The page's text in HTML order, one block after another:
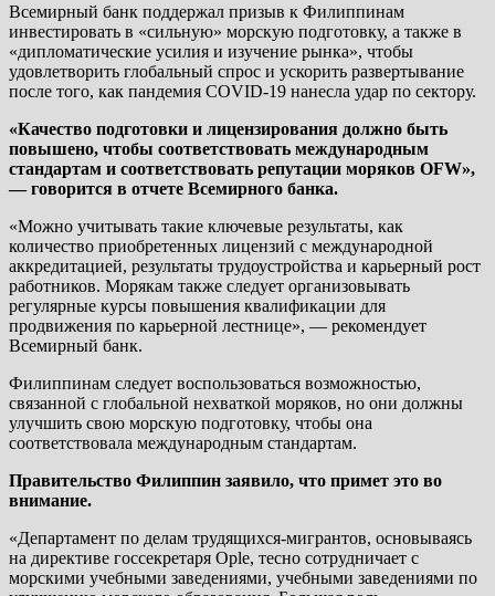
Всемирный банк поддержал призыв к Филиппинам
инвестировать в «сильную» морскую подготовку, а также в
«дипломатические усилия и изучение рынка», чтобы
удовлетворить глобальный спрос и ускорить развертывание
после того, как пандемия COVID-19 нанесла удар по сектору.
«Качество подготовки и лицензирования должно быть
повышено, чтобы соответствовать международным
стандартам и соответствовать репутации моряков OFW»,
— говорится в отчете Всемирного банка.
«Можно учитывать такие ключевые результаты, как
количество приобретенных лицензий с международной
аккредитацией, результаты трудоустройства и карьерный рост
работников. Морякам также следует организовывать
регулярные курсы повышения квалификации для
продвижения по карьерной лестнице», — рекомендует
Всемирный банк.
Филиппинам следует воспользоваться возможностью,
связанной с глобальной нехваткой моряков, но они должны
улучшить свою морскую подготовку, чтобы она
соответствовала международным стандартам.
Правительство Филиппин заявило, что примет это во
внимание.
«Департамент по делам трудящихся-мигрантов, основываясь
на директиве госсекретаря Ople, тесно сотрудничает с
морскими учебными заведениями, учебными заведениями по